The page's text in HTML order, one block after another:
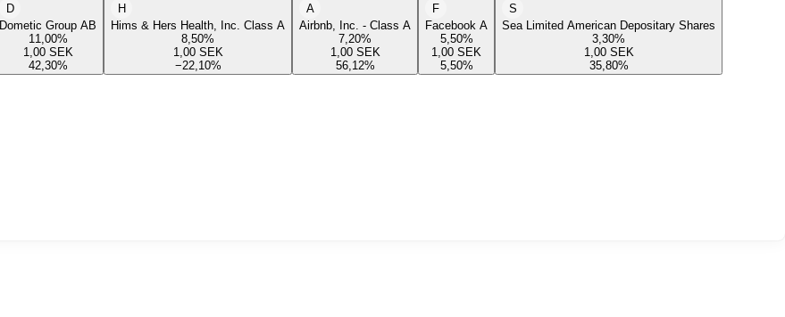
D
Dometic Group AB
11,00%
1,00 SEK
42,30%
H
Hims & Hers Health, Inc. Class A
8,50%
1,00 SEK
−22,10%
A
Airbnb, Inc. - Class A
7,20%
1,00 SEK
56,12%
F
Facebook A
5,50%
1,00 SEK
5,50%
S
Sea Limited American Depositary Shares
3,30%
1,00 SEK
35,80%